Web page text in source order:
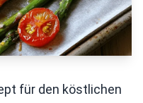
für den köstlichen